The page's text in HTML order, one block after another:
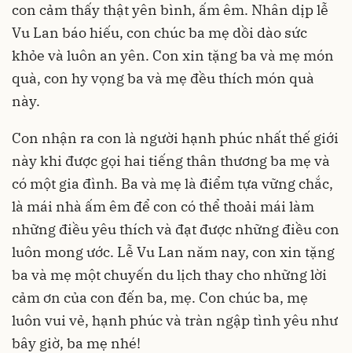
con cảm thấy thật yên bình, ấm êm. Nhân dịp lễ
Vu Lan báo hiếu, con chúc ba mẹ dồi dào sức
khỏe và luôn an yên. Con xin tặng ba và mẹ món
quà, con hy vọng ba và mẹ đều thích món quà
này.
Con nhận ra con là người hạnh phúc nhất thế giới
này khi được gọi hai tiếng thân thương ba mẹ và
có một gia đình. Ba và mẹ là điểm tựa vững chắc,
là mái nhà ấm êm để con có thể thoải mái làm
những điều yêu thích và đạt được những điều con
luôn mong ước. Lễ Vu Lan năm nay, con xin tặng
ba và mẹ một chuyến du lịch thay cho những lời
cảm ơn của con đến ba, mẹ. Con chúc ba, mẹ
luôn vui vẻ, hạnh phúc và tràn ngập tình yêu như
bây giờ, ba mẹ nhé!